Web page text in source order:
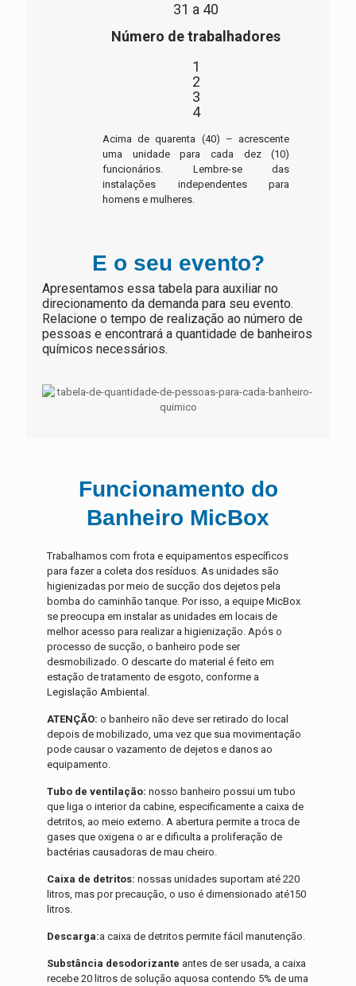
31 a 40
Número de trabalhadores
1
2
3
4
Acima de quarenta (40) – acrescente
uma unidade para cada dez (10)
funcionários. Lembre-se das
instalações independentes para
homens e mulheres.
E o seu evento?
Apresentamos essa tabela para auxiliar no
direcionamento da demanda para seu evento.
Relacione o tempo de realização ao número de
pessoas e encontrará a quantidade de banheiros
químicos necessários.
Funcionamento do
Banheiro MicBox
Trabalhamos com frota e equipamentos específicos
para fazer a coleta dos resíduos. As unidades são
higienizadas por meio de sucção dos dejetos pela
bomba do caminhão tanque. Por isso, a equipe MicBox
se preocupa em instalar as unidades em locais de
melhor acesso para realizar a higienização. Após o
processo de sucção, o banheiro pode ser
desmobilizado. O descarte do material é feito em
estação de tratamento de esgoto, conforme a
Legislação Ambiental.
ATENÇÃO: o banheiro não deve ser retirado do local
depois de mobilizado, uma vez que sua movimentação
pode causar o vazamento de dejetos e danos ao
equipamento.
Tubo de ventilação: nosso banheiro possui um tubo
que liga o interior da cabine, especificamente a caixa de
detritos, ao meio externo. A abertura permite a troca de
gases que oxigena o ar e dificulta a proliferação de
bactérias causadoras de mau cheiro.
Caixa de detritos:nossas unidades suportam até 220
litros, mas por precaução, o uso é dimensionado até150
litros.
Descarga:a caixa de detritos permite fácil manutenção.
Substância desodorizante antes de ser usada, a caixa
recebe 20 litros de solução aquosa contendo 5% de uma